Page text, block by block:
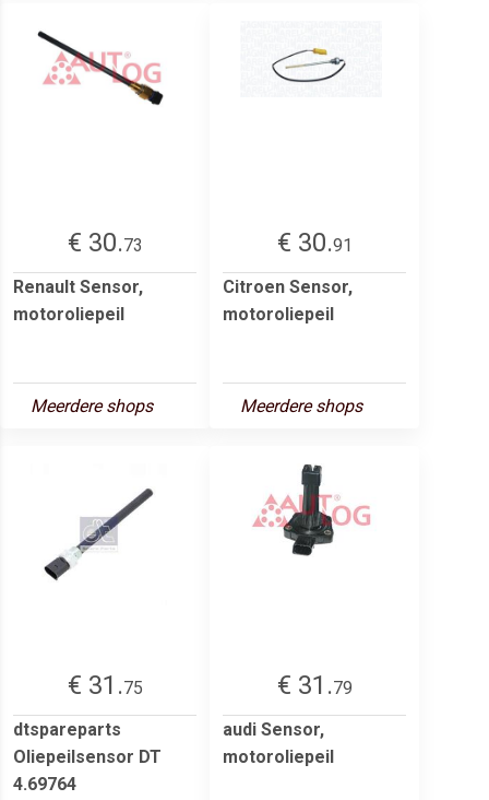
€ 30.73
Renault Sensor,
motoroliepeil
Meerdere shops
€ 30.91
Citroen Sensor,
motoroliepeil
Meerdere shops
€ 31.75
dtspareparts
Oliepeilsensor DT
4.69764
€ 31.79
audi Sensor,
motoroliepeil